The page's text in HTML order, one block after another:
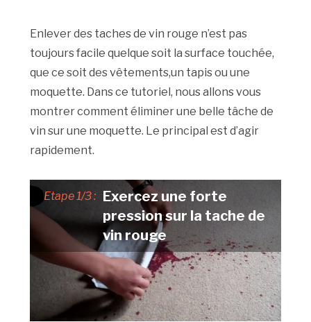
Enlever des taches de vin rouge n’est pas
toujours facile quelque soit la surface touchée,
que ce soit des vêtements,un tapis ou une
moquette. Dans ce tutoriel, nous allons vous
montrer comment éliminer une belle tâche de
vin sur une moquette. Le principal est d’agir
rapidement.
Etape 1/3 : Exercez une forte
pression sur la tache de
vin rouge